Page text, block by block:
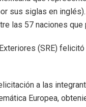
sus siglas en
las 57 naciones que
(SRE)
a las
Europea,